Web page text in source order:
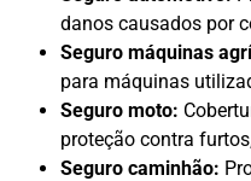
danos causados por
Seguro máquinas
para máquinas
Seguro moto:
proteção contra
Seguro caminhão: